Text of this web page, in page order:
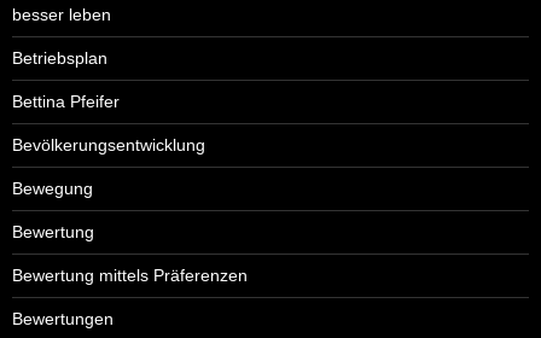
besser leben
Betriebsplan
Bettina Pfeifer
Bevölkerungsentwicklung
Bewegung
Bewertung
Bewertung mittels Präferenzen
Bewertungen